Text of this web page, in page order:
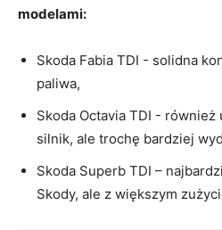
modelami:
Skoda ‍Fabia TDI‌ -⁣ solidna‌
paliwa,
Skoda Octavia TDI -​ również
silnik, ale‍ trochę bardziej
Skoda Superb​ TDI –
Skody,⁤ ale ​z ‌większym